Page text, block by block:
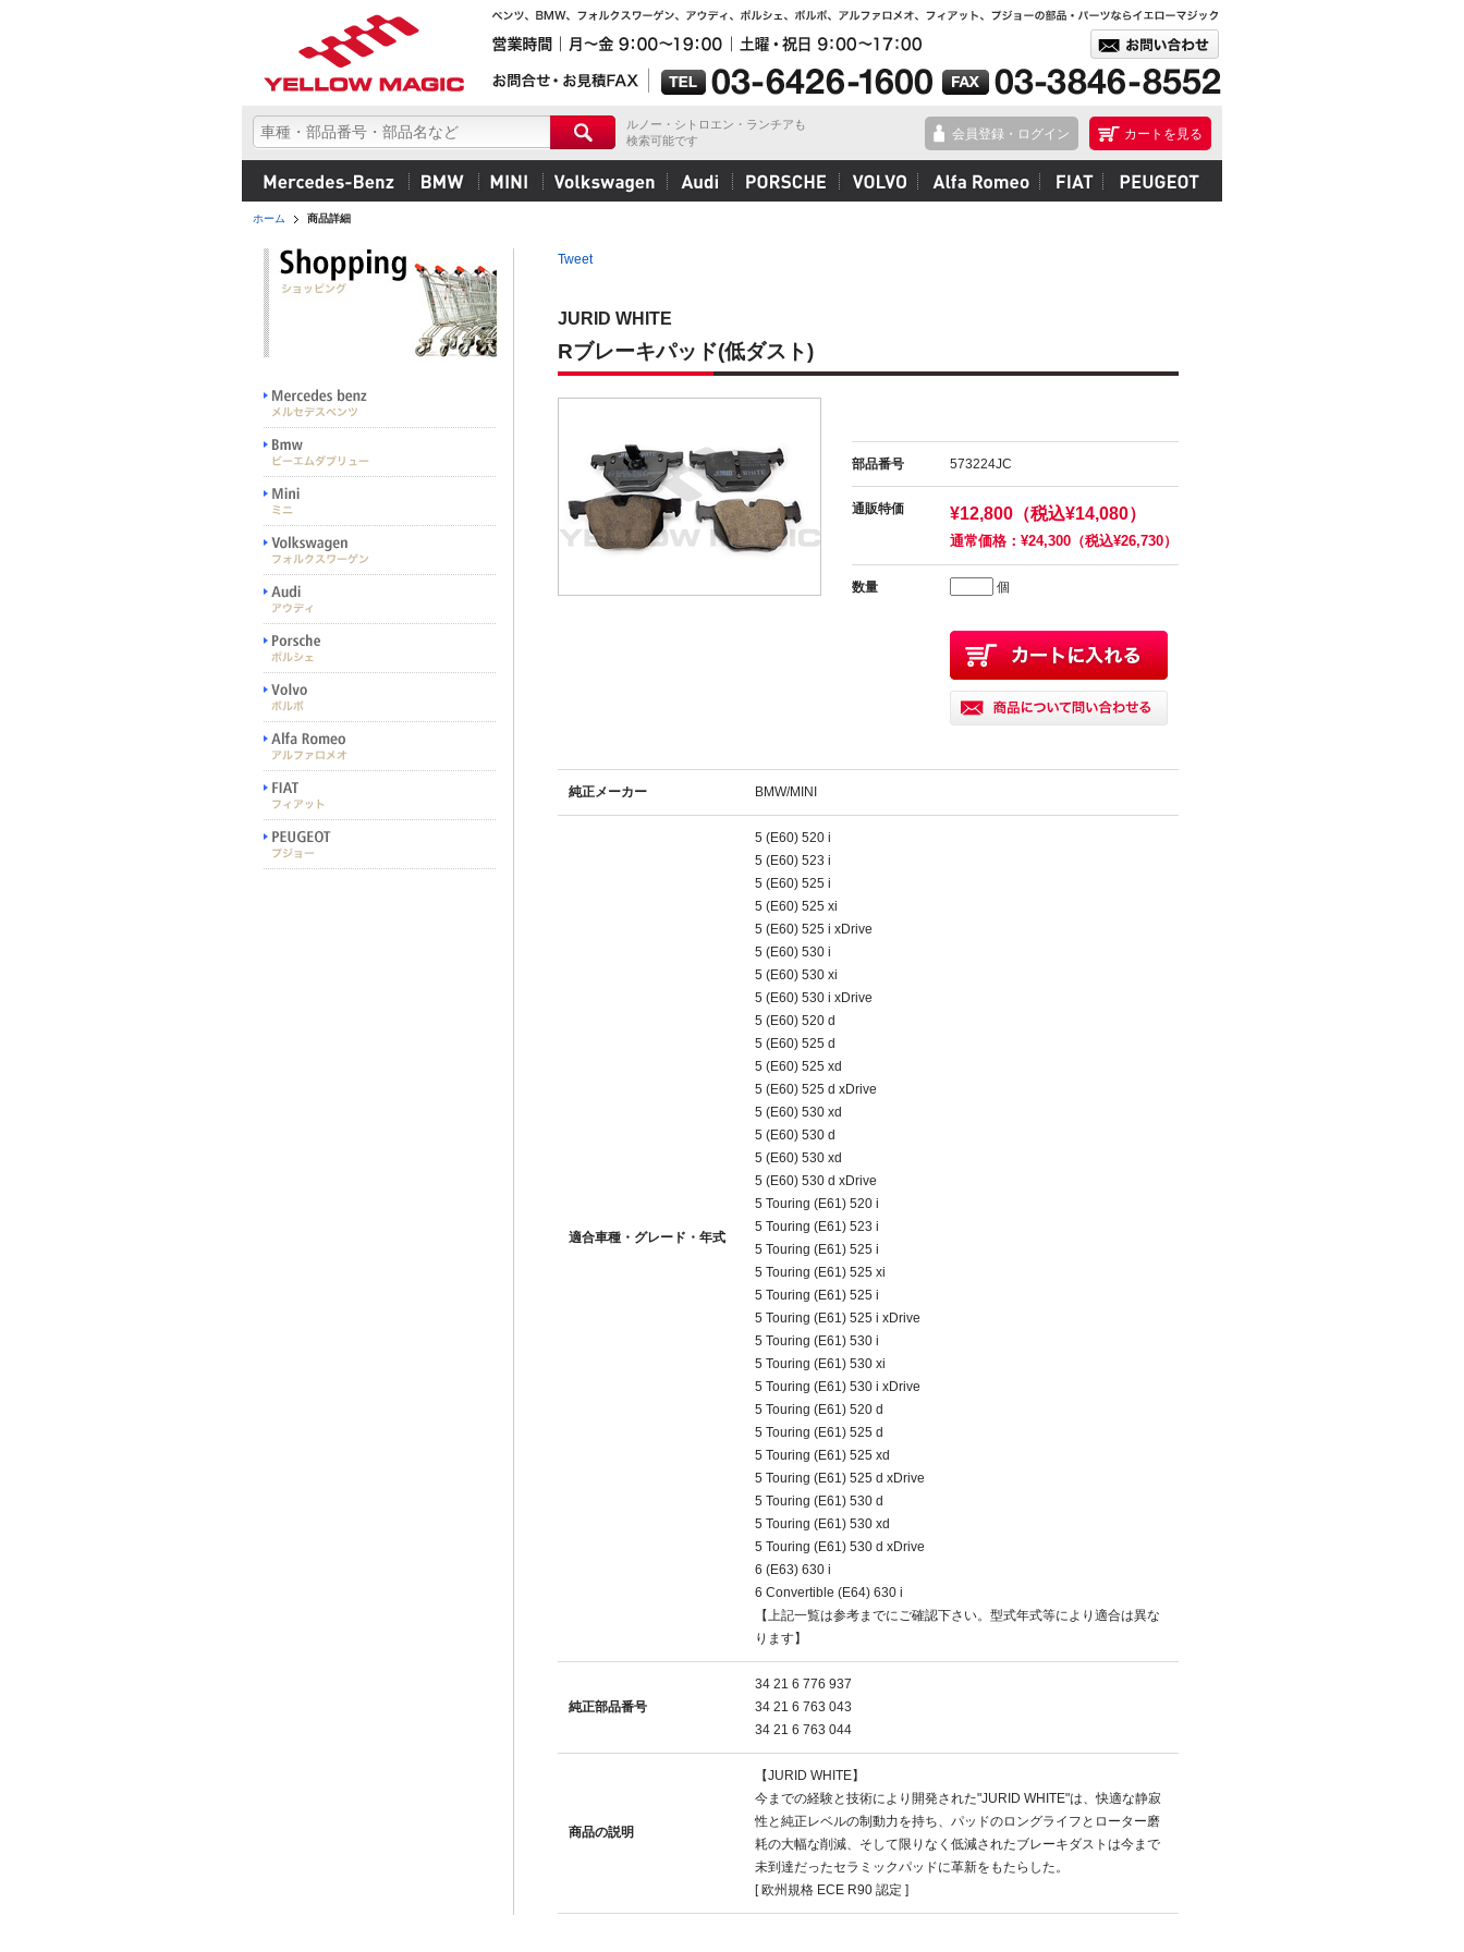
ルノー・シトロエン・ランチアも
検索可能です
カートを見る
会員登録・ログイン
ホーム 商品詳細
Tweet
JURID WHITE
Rブレーキパッド(低ダスト)
部品番号 573224JC
通販特価 ¥12,800（税込¥14,080）
通常価格：¥24,300（税込¥26,730）
数量 個
純正メーカー BMW/MINI
適合車種・グレード・年式
5 (E60) 520 i
5 (E60) 523 i
5 (E60) 525 i
5 (E60) 525 xi
5 (E60) 525 i xDrive
5 (E60) 530 i
5 (E60) 530 xi
5 (E60) 530 i xDrive
5 (E60) 520 d
5 (E60) 525 d
5 (E60) 525 xd
5 (E60) 525 d xDrive
5 (E60) 530 xd
5 (E60) 530 d
5 (E60) 530 xd
5 (E60) 530 d xDrive
5 Touring (E61) 520 i
5 Touring (E61) 523 i
5 Touring (E61) 525 i
5 Touring (E61) 525 xi
5 Touring (E61) 525 i
5 Touring (E61) 525 i xDrive
5 Touring (E61) 530 i
5 Touring (E61) 530 xi
5 Touring (E61) 530 i xDrive
5 Touring (E61) 520 d
5 Touring (E61) 525 d
5 Touring (E61) 525 xd
5 Touring (E61) 525 d xDrive
5 Touring (E61) 530 d
5 Touring (E61) 530 xd
5 Touring (E61) 530 d xDrive
6 (E63) 630 i
6 Convertible (E64) 630 i
【上記一覧は参考までにご確認下さい。型式年式等により適合は異な
ります】
純正部品番号
34 21 6 776 937
34 21 6 763 043
34 21 6 763 044
商品の説明
【JURID WHITE】
今までの経験と技術により開発された"JURID WHITE"は、快適な静寂
性と純正レベルの制動力を持ち、パッドのロングライフとローター磨
耗の大幅な削減、そして限りなく低減されたブレーキダストは今まで
未到達だったセラミックパッドに革新をもたらした。
[ 欧州規格 ECE R90 認定 ]